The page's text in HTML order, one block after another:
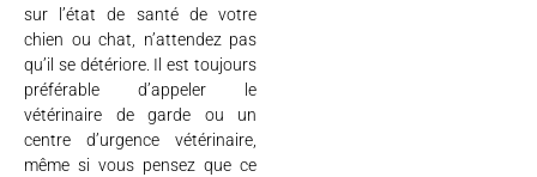
sur l’état de santé de votre
chien ou chat, n’attendez pas
qu’il se détériore. Il est toujours
préférable d’appeler le
vétérinaire de garde ou un
centre d’urgence vétérinaire,
même si vous pensez que ce